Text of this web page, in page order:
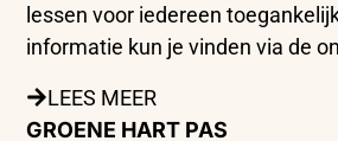
lessen voor iedereen
informatie kun je vinden via de
LEES MEER
GROENE HART PAS